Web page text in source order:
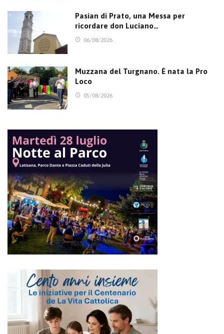
Pasian di Prato, una Messa per
ricordare don Luciano…
06/08/2026
Muzzana del Turgnano. È nata la Pro
Loco
05/08/2026